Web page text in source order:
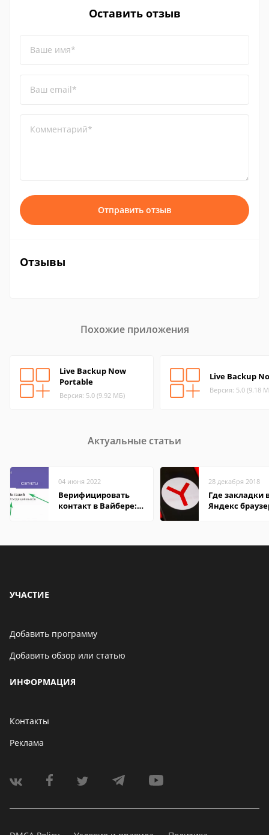
Оставить отзыв
Ваше имя*
Ваш email*
Комментарий*
Отправить отзыв
Отзывы
Похожие приложения
Live Backup Now
Portable
Версия: 5.0 (9.92 МБ)
Live Backup
Версия: 5.0 (9.18
Актуальные статьи
04 июня 2022
Верифицировать
контакт в Вайбере:
28 декабря 2018
Где закладки
Яндекс
УЧАСТИЕ
Добавить программу
Добавить обзор или статью
ИНФОРМАЦИЯ
Контакты
Реклама